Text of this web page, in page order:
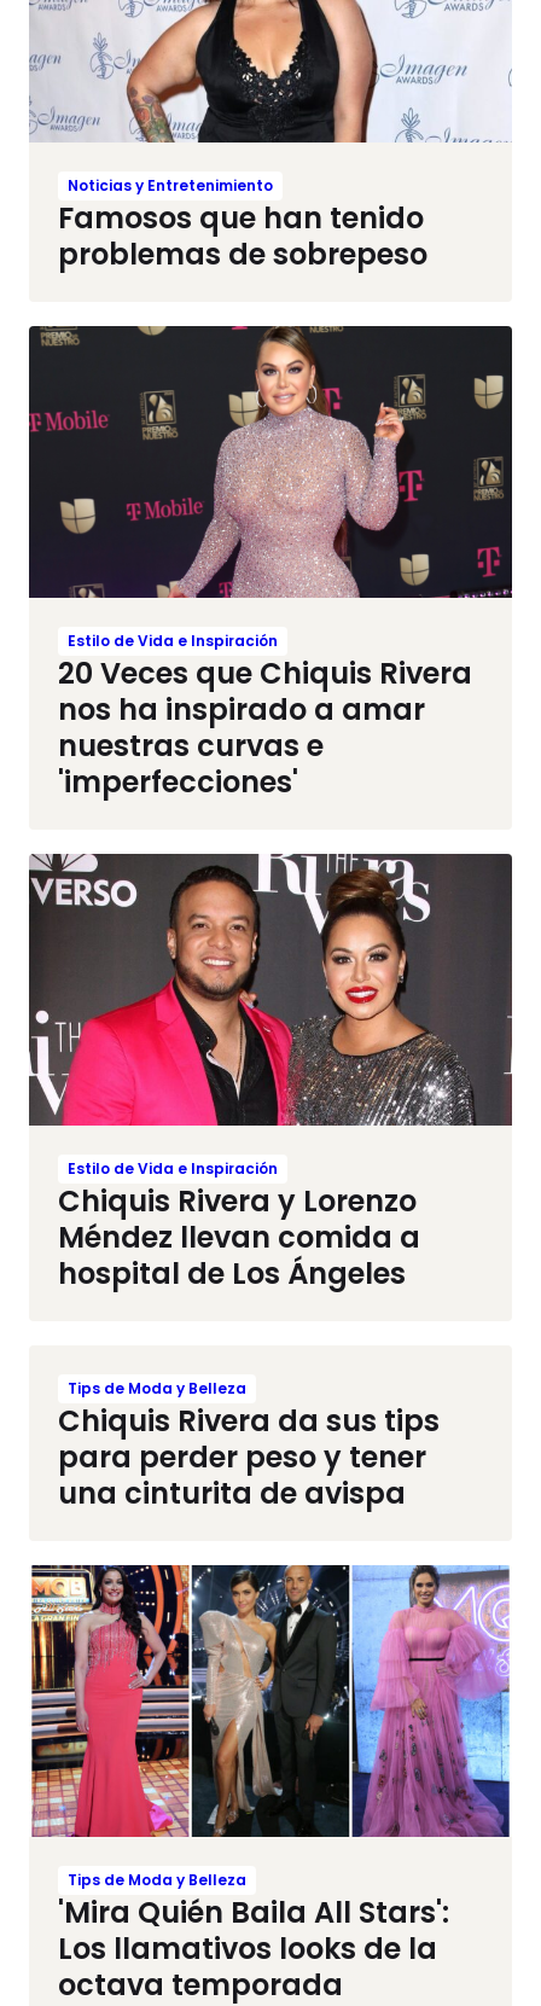
Noticias y Entretenimiento
Famosos que han tenido
problemas de sobrepeso
Estilo de Vida e Inspiración
20 Veces que Chiquis Rivera
nos ha inspirado a amar
nuestras curvas e
'imperfecciones'
Estilo de Vida e Inspiración
Chiquis Rivera y Lorenzo
Méndez llevan comida a
hospital de Los Ángeles
Tips de Moda y Belleza
Chiquis Rivera da sus tips
para perder peso y tener
una cinturita de avispa
Tips de Moda y Belleza
'Mira Quién Baila All Stars':
Los llamativos looks de la
octava temporada